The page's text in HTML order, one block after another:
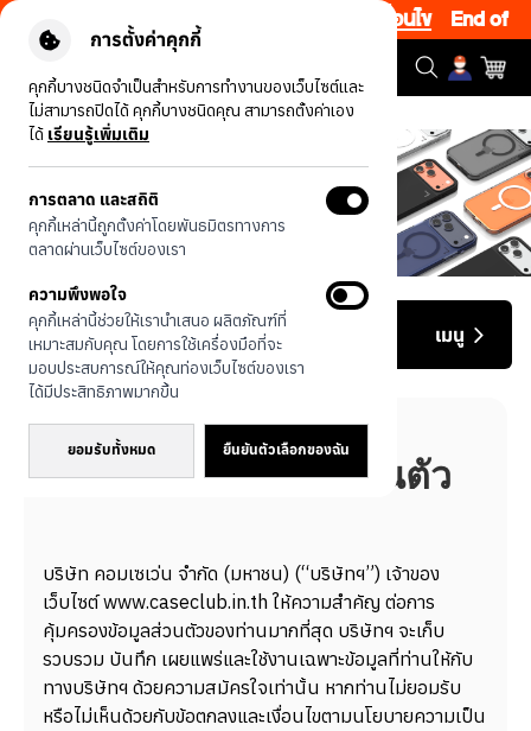
การตั้งค่าคุกกี้
คุกกี้บางชนิดจำเป็นสำหรับการทำงานของเว็บไซต์และ
ไม่สามารถปิดได้ คุกกี้บางชนิดคุณ สามารถตั้งค่าเอง
ได้ เรียนรู้เพิ่มเติม
การตลาด และสถิติ
คุกกี้เหล่านี้ถูกตั้งค่าโดยพันธมิตรทางการ
ตลาดผ่านเว็บไซต์ของเรา
ความพึงพอใจ
คุกกี้เหล่านี้ช่วยให้เรานำเสนอ ผลิตภัณฑ์ที่
เหมาะสมกับคุณ โดยการใช้เครื่องมือที่จะ
มอบประสบการณ์ให้คุณท่องเว็บไซต์ของเรา
ได้มีประสิทธิภาพมากขึ้น
ยอมรับทั้งหมด ยืนยันตัวเลือกของฉัน
ด 200.- โค้ด: EOSS200 ข้อกำหนดและเงื่อนไข End of
หน้าแรก นโยบายความเป็นส่วนตัว
นโยบายความเป็นส่วนตัว เมนู
นโยบายความเป็นส่วนตัว
บริษัท คอมเซเว่น จำกัด (มหาชน) (“บริษัทฯ”) เจ้าของ
เว็บไซต์ www.caseclub.in.th ให้ความสำคัญ ต่อการ
คุ้มครองข้อมูลส่วนตัวของท่านมากที่สุด บริษัทฯ จะเก็บ
รวบรวม บันทึก เผยแพร่และใช้งานเฉพาะข้อมูลที่ท่านให้กับ
ทางบริษัทฯ ด้วยความสมัครใจเท่านั้น หากท่านไม่ยอมรับ
หรือไม่เห็นด้วยกับข้อตกลงและเงื่อนไขตามนโยบายความเป็น